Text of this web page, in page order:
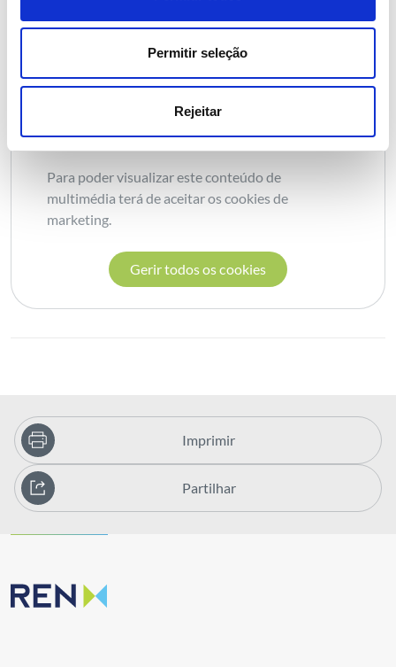
Permitir seleção
Rejeitar
Video do projeto
Configuração de cookies de
marketing
Para poder visualizar este conteúdo de
multimédia terá de aceitar os cookies de
marketing.
Gerir todos os cookies
Imprimir
Partilhar